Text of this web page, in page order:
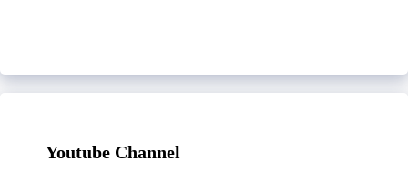
Youtube Channel